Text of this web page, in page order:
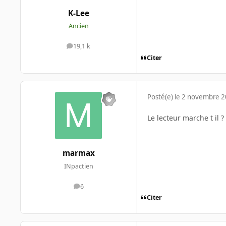
K-Lee
Ancien
19,1 k
messages
Citer
marmax
INpactien
6
messages
Posté(e) le 2 novembre
Le lecteur marche t il ?
Citer